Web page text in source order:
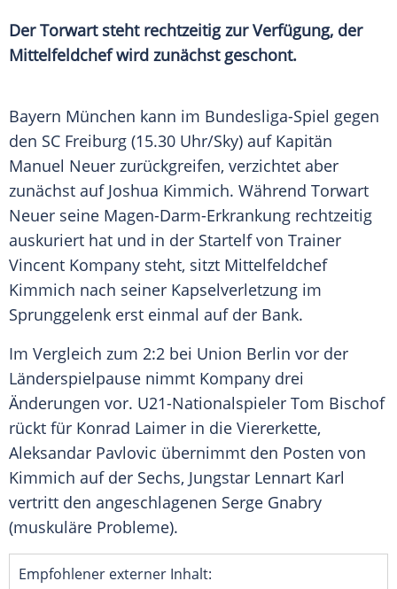
Der Torwart steht rechtzeitig zur Verfügung, der
Mittelfeldchef wird zunächst geschont.
Bayern München kann im Bundesliga-Spiel gegen
den SC Freiburg (15.30 Uhr/Sky) auf Kapitän
Manuel Neuer zurückgreifen, verzichtet aber
zunächst auf Joshua Kimmich. Während Torwart
Neuer seine Magen-Darm-Erkrankung rechtzeitig
auskuriert hat und in der Startelf von Trainer
Vincent Kompany steht, sitzt Mittelfeldchef
Kimmich nach seiner Kapselverletzung im
Sprunggelenk erst einmal auf der Bank.
Im Vergleich zum 2:2 bei Union Berlin vor der
Länderspielpause nimmt Kompany drei
Änderungen vor. U21-Nationalspieler Tom Bischof
rückt für Konrad Laimer in die Viererkette,
Aleksandar Pavlovic übernimmt den Posten von
Kimmich auf der Sechs, Jungstar Lennart Karl
vertritt den angeschlagenen Serge Gnabry
(muskuläre Probleme).
Empfohlener externer Inhalt: